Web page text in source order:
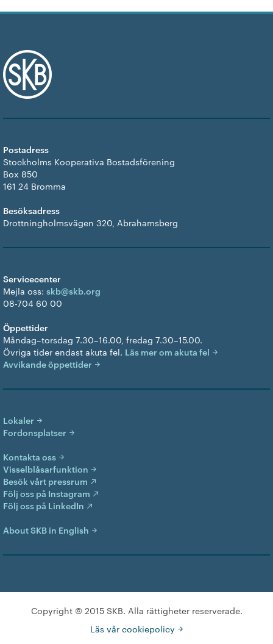
Postadress
Stockholms Kooperativa Bostadsförening
Box 850
161 24 Bromma
Besöksadress
Drottningholmsvägen 320, Abrahamsberg
Servicecenter
Mejla oss: skb@skb.org
08-704 60 00
Öppettider
Måndag–torsdag 7.30–16.00, fredag 7.30–15.00.
Övriga tider endast akuta fel. Läs mer om akuta fel
Avvikande öppettider
Lokaler
Fordonsplatser
Kontakta oss
Visselblåsarfunktion
Besök vårt pressrum
Följ oss på Instagram
Följ oss på LinkedIn
About SKB in English
Copyright © 2015 SKB. Alla rättigheter reserverade.
Läs vår cookiepolicy